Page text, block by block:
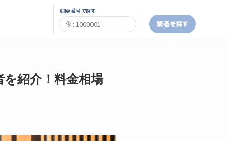
郵便番号で探す
業者を探す
紹介！料金相場